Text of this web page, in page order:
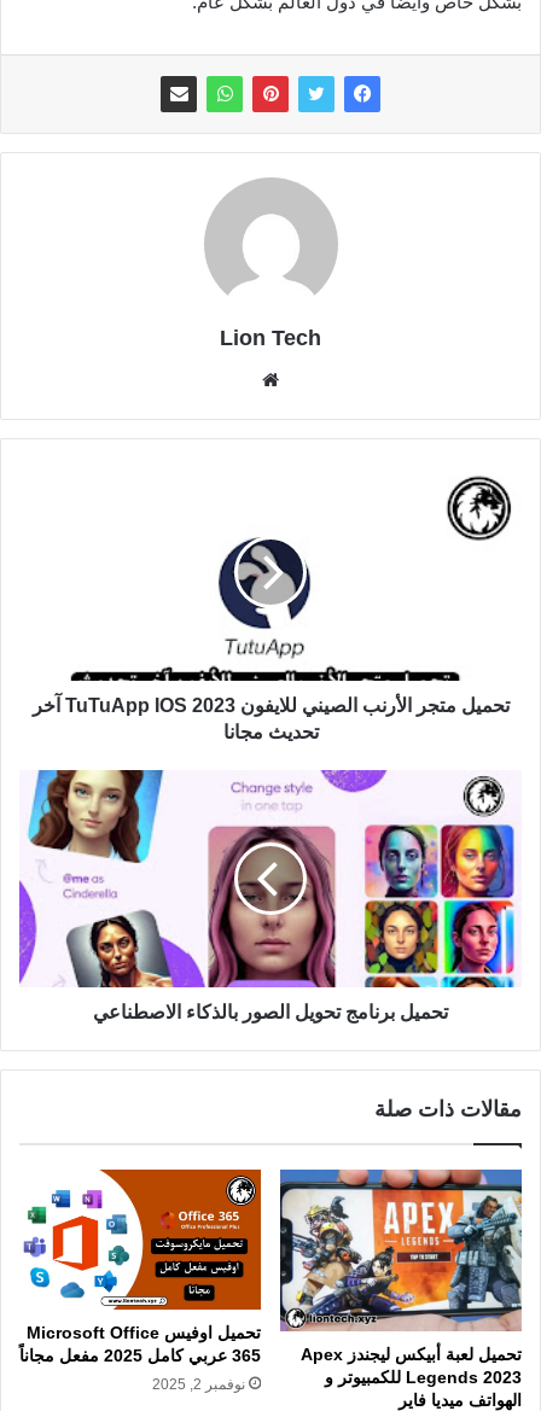
Lion Tech
تحميل متجر الأرنب الصيني للايفون TuTuApp IOS 2023 آخر
تحديث مجانا
تحميل برنامج تحويل الصور بالذكاء الاصطناعي
مقالات ذات صلة
تحميل لعبة أبيكس ليجندز Apex
Legends 2023 للكمبيوتر و
الهواتف ميديا فاير
تحميل اوفيس Microsoft Office
365 عربي كامل 2025 مفعل مجاناً
نوفمبر 2, 2025